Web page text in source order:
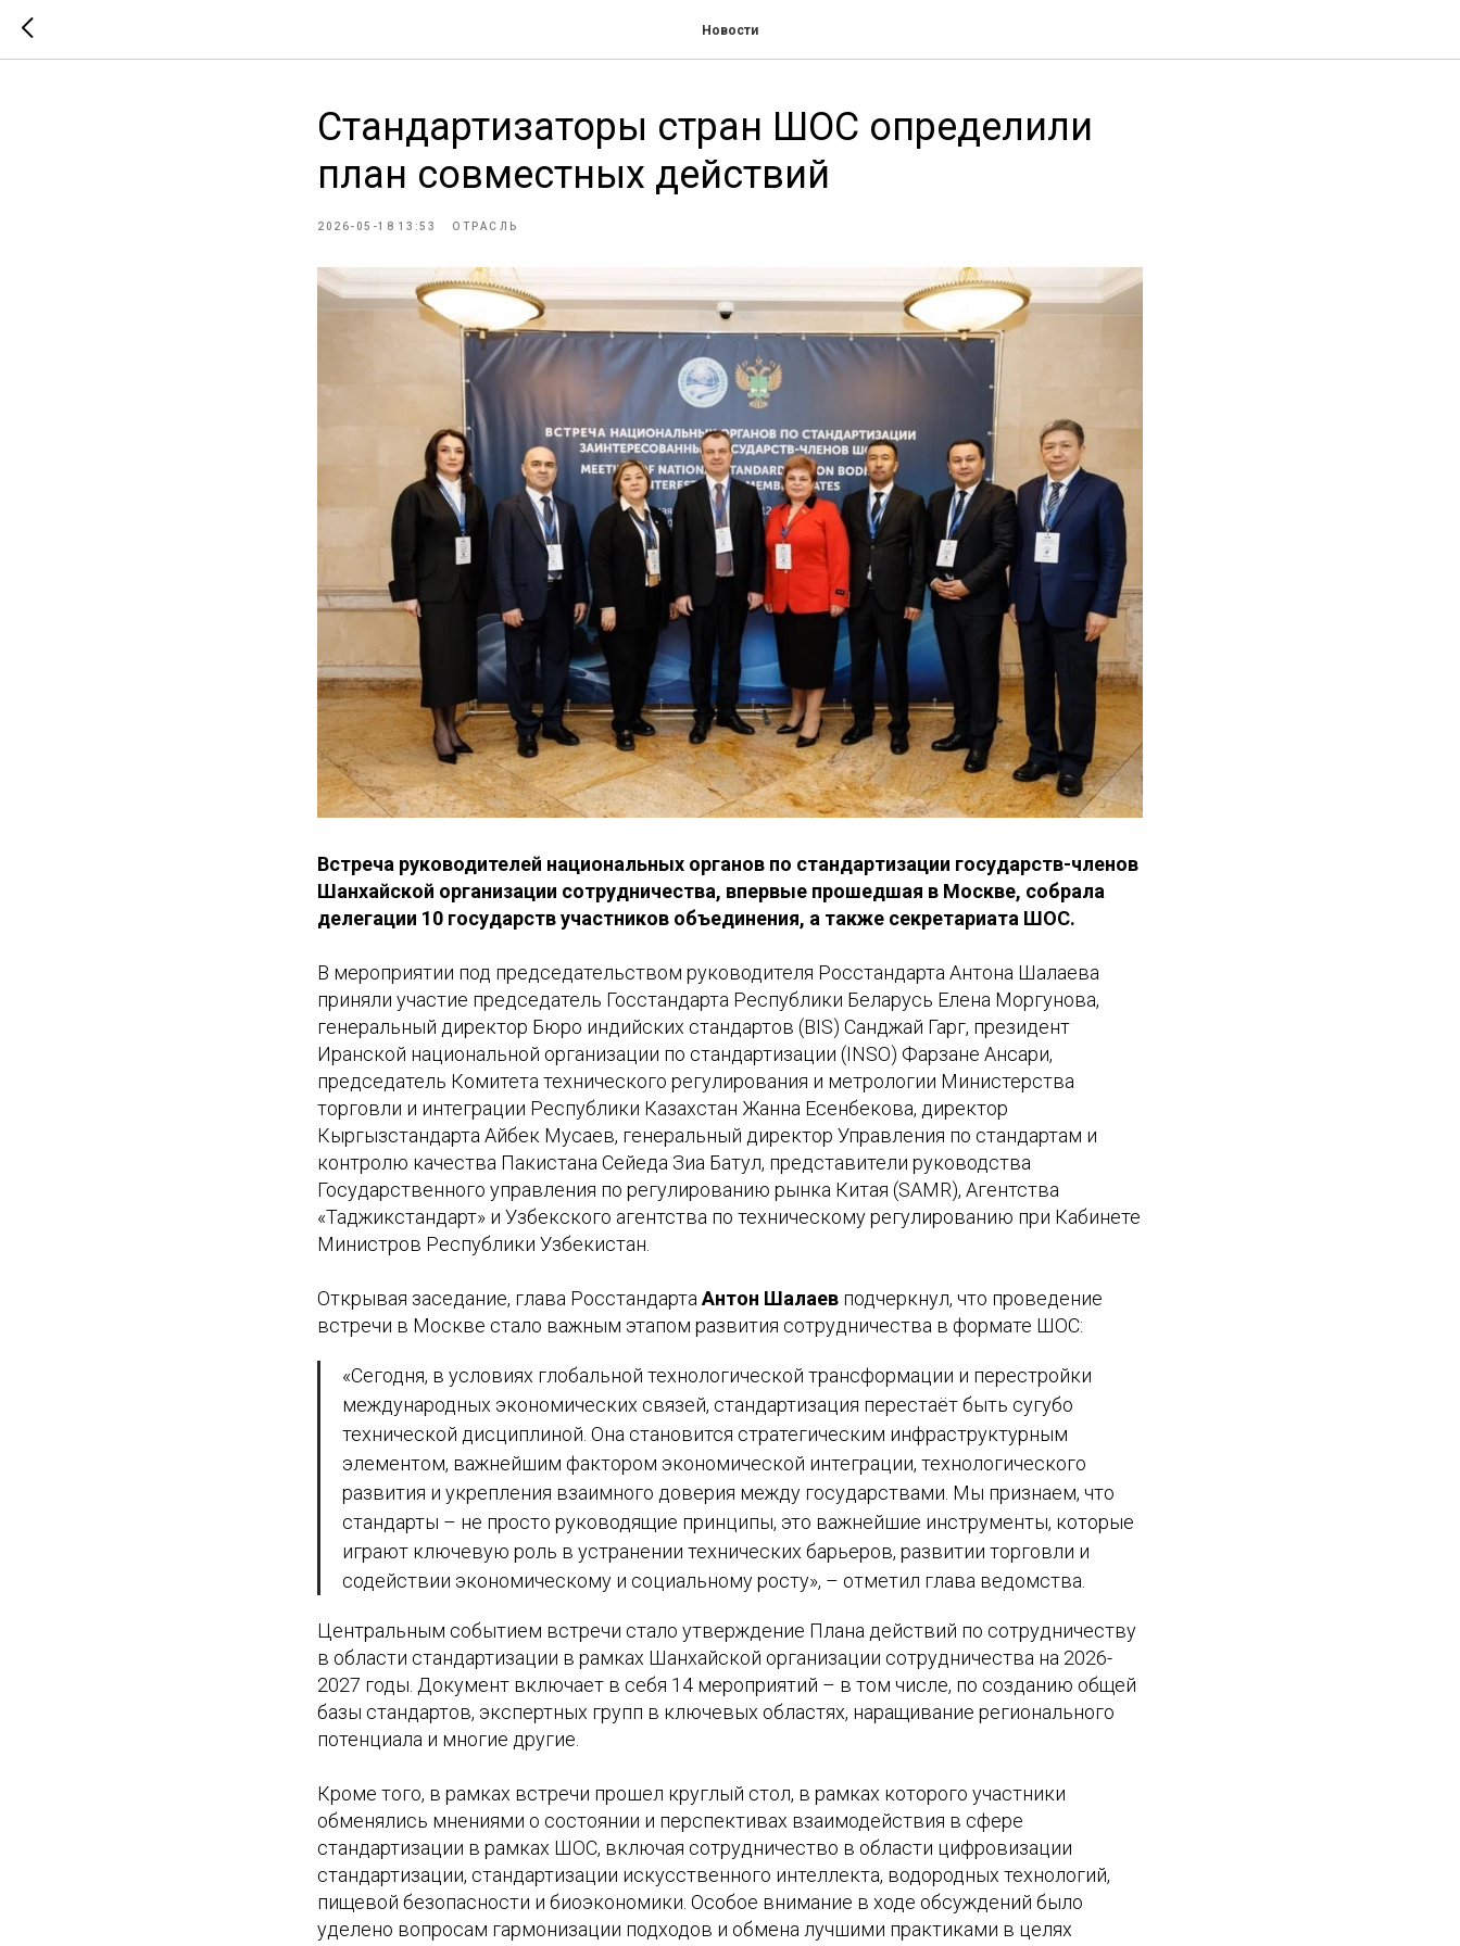
Новости
Стандартизаторы стран ШОС определили
план совместных действий
2026-05-18 13:53 ОТРАСЛЬ
Встреча руководителей национальных органов по стандартизации государств-членов
Шанхайской организации сотрудничества, впервые прошедшая в Москве, собрала
делегации 10 государств участников объединения, а также секретариата ШОС.
В мероприятии под председательством руководителя Росстандарта Антона Шалаева
приняли участие председатель Госстандарта Республики Беларусь Елена Моргунова,
генеральный директор Бюро индийских стандартов (BIS) Санджай Гарг, президент
Иранской национальной организации по стандартизации (INSO) Фарзане Ансари,
председатель Комитета технического регулирования и метрологии Министерства
торговли и интеграции Республики Казахстан Жанна Есенбекова, директор
Кыргызстандарта Айбек Мусаев, генеральный директор Управления по стандартам и
контролю качества Пакистана Сейеда Зиа Батул, представители руководства
Государственного управления по регулированию рынка Китая (SAMR), Агентства
«Таджикстандарт» и Узбекского агентства по техническому регулированию при Кабинете
Министров Республики Узбекистан.
Открывая заседание, глава Росстандарта Антон Шалаев подчеркнул, что проведение
встречи в Москве стало важным этапом развития сотрудничества в формате ШОС:
«Сегодня, в условиях глобальной технологической трансформации и перестройки
международных экономических связей, стандартизация перестаёт быть сугубо
технической дисциплиной. Она становится стратегическим инфраструктурным
элементом, важнейшим фактором экономической интеграции, технологического
развития и укрепления взаимного доверия между государствами. Мы признаем, что
стандарты – не просто руководящие принципы, это важнейшие инструменты, которые
играют ключевую роль в устранении технических барьеров, развитии торговли и
содействии экономическому и социальному росту», – отметил глава ведомства.
Центральным событием встречи стало утверждение Плана действий по сотрудничеству
в области стандартизации в рамках Шанхайской организации сотрудничества на 2026-
2027 годы. Документ включает в себя 14 мероприятий – в том числе, по созданию общей
базы стандартов, экспертных групп в ключевых областях, наращивание регионального
потенциала и многие другие.
Кроме того, в рамках встречи прошел круглый стол, в рамках которого участники
обменялись мнениями о состоянии и перспективах взаимодействия в сфере
стандартизации в рамках ШОС, включая сотрудничество в области цифровизации
стандартизации, стандартизации искусственного интеллекта, водородных технологий,
пищевой безопасности и биоэкономики. Особое внимание в ходе обсуждений было
уделено вопросам гармонизации подходов и обмена лучшими практиками в целях